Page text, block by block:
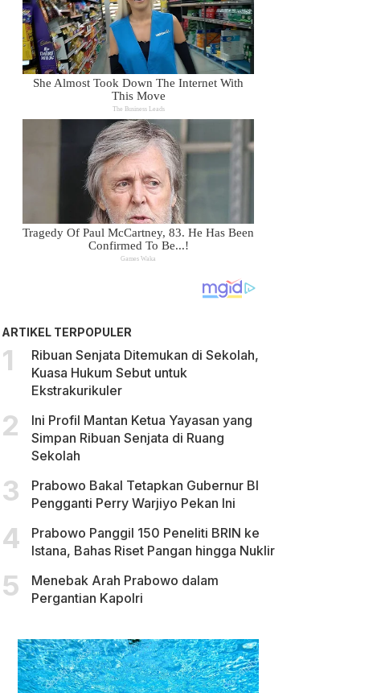
ARTIKEL TERPOPULER
Ribuan Senjata Ditemukan di Sekolah,
Kuasa Hukum Sebut untuk
Ekstrakurikuler
Ini Profil Mantan Ketua Yayasan yang
Simpan Ribuan Senjata di Ruang
Sekolah
Prabowo Bakal Tetapkan Gubernur BI
Pengganti Perry Warjiyo Pekan Ini
Prabowo Panggil 150 Peneliti BRIN ke
Istana, Bahas Riset Pangan hingga Nuklir
Menebak Arah Prabowo dalam
Pergantian Kapolri